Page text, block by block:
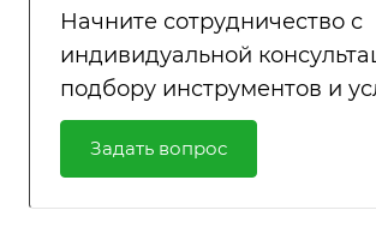
Начните сотрудничество с
индивидуальной
подбору инструментов и
Задать вопрос